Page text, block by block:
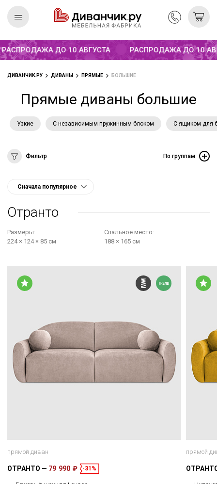
ДО 10 АВГУСТА РАСПРОДАЖА ДО 10
ДИВАНЧИК.РУ ДИВАНЫ ПРЯМЫЕ БОЛЬШИЕ
Прямые диваны большие
Узкие С независимым пружинным блоком С ящиком для
Фильтр По группам
Отранто
Размеры:
224 × 124 × 85 см
Cпальное место:
188 × 165 см
прямой диван
ОТРАНТО 79 990 ₽ -31%
прямой
Скандинавская
коллекция